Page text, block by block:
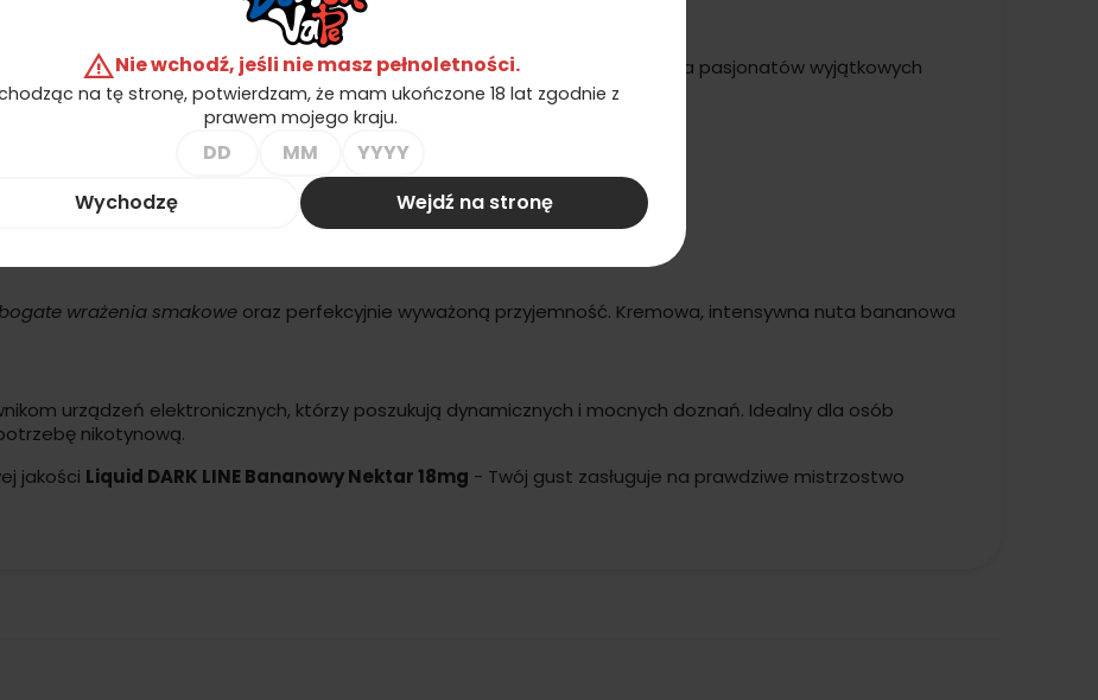
Nektar 18mg
Liquid DARK LINE Bananowy Nektar 18mg- perfekcyjnym wyborem dla pasjonatów wyjątkowych
wrażenia smakowe oraz perfekcyjnie wyważoną przyjemność. Kremowa, intensywna nuta bananowa
urządzeń elektronicznych, którzy poszukują dynamicznych i mocnych doznań. Idealny dla osób
nikotynową.
jakości Liquid DARK LINE Bananowy Nektar 18mg - Twój gust zasługuje na prawdziwe mistrzostwo
warningNie wchodź, jeśli nie masz pełnoletności.
na tę stronę, potwierdzam, że mam ukończone 18 lat zgodnie z
prawem mojego kraju.
Wejdź na stronę
Wychodzę